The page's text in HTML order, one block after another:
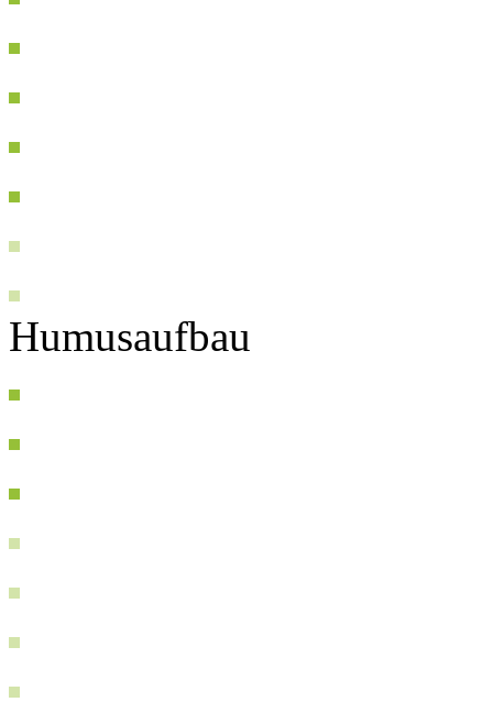
Humusaufbau